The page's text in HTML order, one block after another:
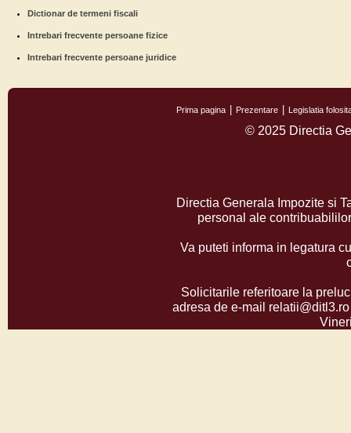
Dictionar de termeni fiscali
Intrebari frecvente persoane fizice
Intrebari frecvente persoane juridice
Prima pagina Prezentare Legislatia
© 2025 Directia
Directia Generala Impozite si
personal ale
Va puteti informa in legatura
Solicitarile referitoare la
adresa de e-mail